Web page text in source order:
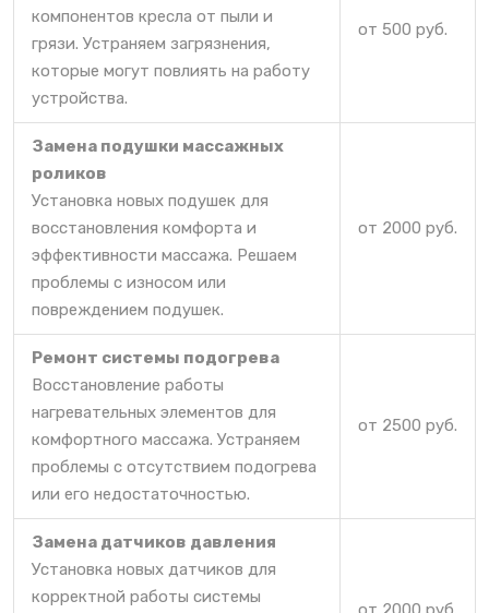
компонентов кресла от пыли и
грязи. Устраняем загрязнения,
которые могут повлиять на работу
устройства.
от 500 руб.
Замена подушки массажных
роликов
Установка новых подушек для
восстановления комфорта и
эффективности массажа. Решаем
проблемы с износом или
повреждением подушек.
от 2000 руб.
Ремонт системы подогрева
Восстановление работы
нагревательных элементов для
комфортного массажа. Устраняем
проблемы с отсутствием подогрева
или его недостаточностью.
от 2500 руб.
Замена датчиков давления
Установка новых датчиков для
корректной работы системы